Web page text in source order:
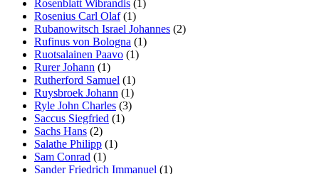
Rosenblatt Wibrandis (1)
Rosenius Carl Olaf(1)
Rubanowitsch Israel Johannes (2)
Rufinus von Bologna (1)
Ruotsalainen Paavo (1)
Rurer Johann (1)
Rutherford Samuel (1)
Ruysbroek Johann (1)
Ryle John Charles (3)
Saccus Siegfried (1)
Sachs Hans (2)
Salathe Philipp (1)
Sam Conrad (1)
Sander Friedrich Immanuel (1)